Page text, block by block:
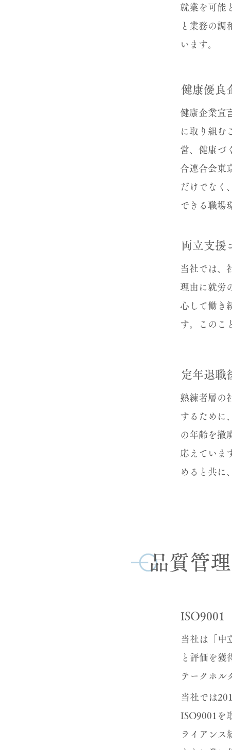
就業を可能
と業務の調
います。
健康優良
健康企業宣
に取り組む
営、健康づ
合連合会東
だけでなく
できる職場
両立支援
当社では、
理由に就労
心して働き
す。このこ
定年退職
熟練者層の
するために
の年齢を撤
応えていま
めると共に
品質管
ISO9001
当社は「中
と評価を獲
テークホル
当社では
ISO9001を
ライアンス